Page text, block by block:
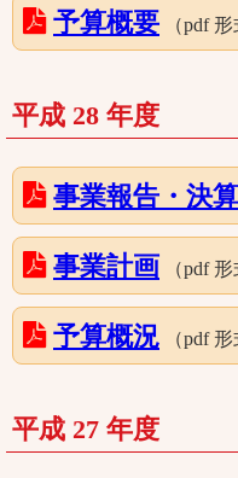
予算概要 （pdf 形
平成 28 年度
事業報告・決
事業計画 （pdf 形
予算概況 （pdf 形
平成 27 年度